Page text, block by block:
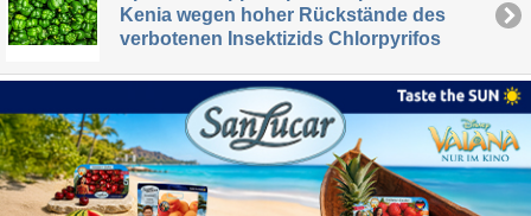
Kenia wegen hoher Rückstände des
verbotenen Insektizids Chlorpyrifos